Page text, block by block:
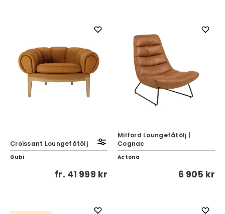
Croissant Loungefåtölj
Gubi
fr. 41 999 kr
Milford Loungefåtölj |
Cognac
Actona
6 905 kr